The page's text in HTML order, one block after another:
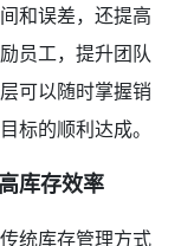
和误差，还提高
员工，提升团队
可以随时掌握销
标的顺利达成。
库存效率
统库存管理方式